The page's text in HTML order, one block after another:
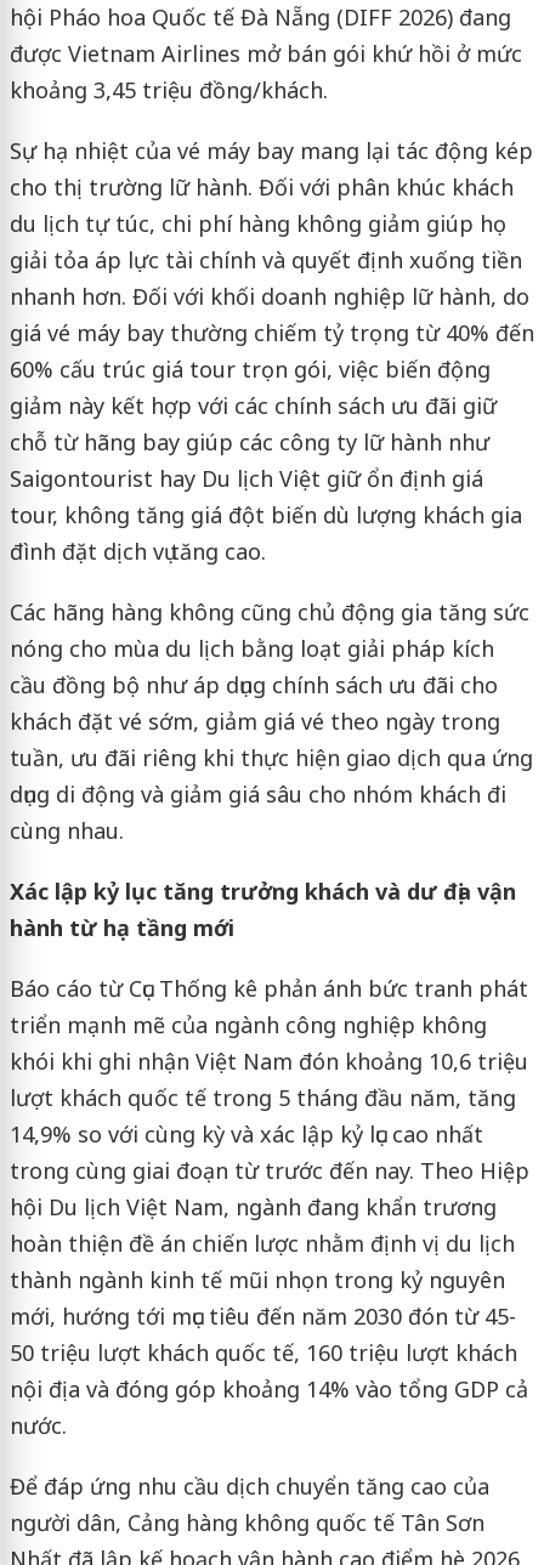
hội Pháo hoa Quốc tế Đà Nẵng (DIFF 2026) đang
được Vietnam Airlines mở bán gói khứ hồi ở mức
khoảng 3,45 triệu đồng/khách.
Sự hạ nhiệt của vé máy bay mang lại tác động kép
cho thị trường lữ hành. Đối với phân khúc khách
du lịch tự túc, chi phí hàng không giảm giúp họ
giải tỏa áp lực tài chính và quyết định xuống tiền
nhanh hơn. Đối với khối doanh nghiệp lữ hành, do
giá vé máy bay thường chiếm tỷ trọng từ 40% đến
60% cấu trúc giá tour trọn gói, việc biến động
giảm này kết hợp với các chính sách ưu đãi giữ
chỗ từ hãng bay giúp các công ty lữ hành như
Saigontourist hay Du lịch Việt giữ ổn định giá
tour, không tăng giá đột biến dù lượng khách gia
đình đặt dịch vụ tăng cao.
Các hãng hàng không cũng chủ động gia tăng sức
nóng cho mùa du lịch bằng loạt giải pháp kích
cầu đồng bộ như áp dụng chính sách ưu đãi cho
khách đặt vé sớm, giảm giá vé theo ngày trong
tuần, ưu đãi riêng khi thực hiện giao dịch qua ứng
dụng di động và giảm giá sâu cho nhóm khách đi
cùng nhau.
Xác lập kỷ lục tăng trưởng khách và dư địa vận
hành từ hạ tầng mới
Báo cáo từ Cục Thống kê phản ánh bức tranh phát
triển mạnh mẽ của ngành công nghiệp không
khói khi ghi nhận Việt Nam đón khoảng 10,6 triệu
lượt khách quốc tế trong 5 tháng đầu năm, tăng
14,9% so với cùng kỳ và xác lập kỷ lục cao nhất
trong cùng giai đoạn từ trước đến nay. Theo Hiệp
hội Du lịch Việt Nam, ngành đang khẩn trương
hoàn thiện đề án chiến lược nhằm định vị du lịch
thành ngành kinh tế mũi nhọn trong kỷ nguyên
mới, hướng tới mục tiêu đến năm 2030 đón từ 45-
50 triệu lượt khách quốc tế, 160 triệu lượt khách
nội địa và đóng góp khoảng 14% vào tổng GDP cả
nước.
Để đáp ứng nhu cầu dịch chuyển tăng cao của
người dân, Cảng hàng không quốc tế Tân Sơn
Nhất đã lập kế hoạch vận hành cao điểm hè 2026